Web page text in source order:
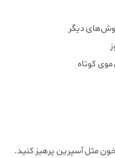
دیگر
کوتاه
مثل آسپرین پرهیز کنید.